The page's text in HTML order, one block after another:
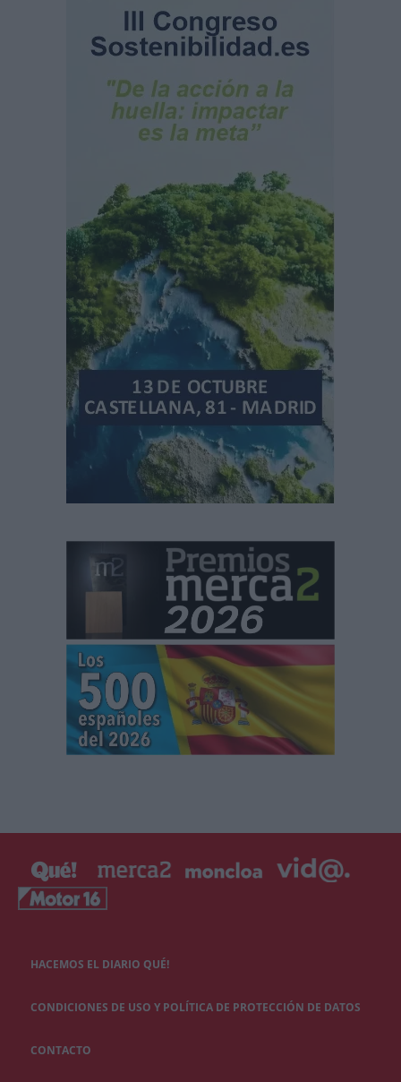
HACEMOS EL DIARIO QUÉ!
CONDICIONES DE USO Y POLÍTICA DE PROTECCIÓN DE DATOS
CONTACTO